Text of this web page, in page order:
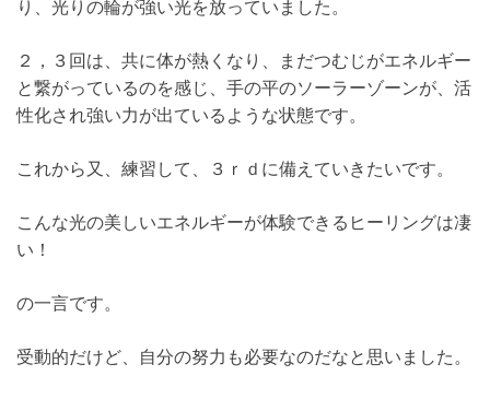
り、光りの輪が強い光を放っていました。
２，３回は、共に体が熱くなり、まだつむじがエネルギー
と繋がっているのを感じ、手の平のソーラーゾーンが、活
性化され強い力が出ているような状態です。
これから又、練習して、３ｒｄに備えていきたいです。
こんな光の美しいエネルギーが体験できるヒーリングは凄
い！
の一言です。
受動的だけど、自分の努力も必要なのだなと思いました。